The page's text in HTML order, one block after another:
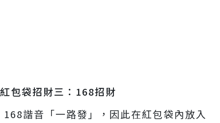
紅包袋招財三：168招財
168諧音「一路發」，因此在紅包袋內放入